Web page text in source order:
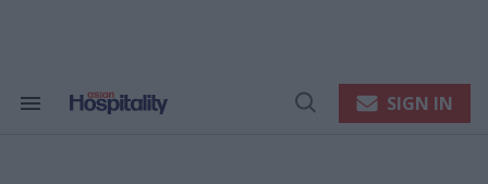
Search
Open
SIGN IN